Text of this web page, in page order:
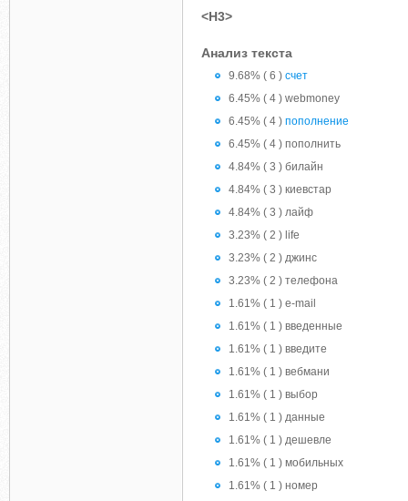
<H3>
Анализ текста
9.68% ( 6 ) счет
6.45% ( 4 ) webmoney
6.45% ( 4 ) пополнение
6.45% ( 4 ) пополнить
4.84% ( 3 ) билайн
4.84% ( 3 ) киевстар
4.84% ( 3 ) лайф
3.23% ( 2 ) life
3.23% ( 2 ) джинс
3.23% ( 2 ) телефона
1.61% ( 1 ) e-mail
1.61% ( 1 ) введенные
1.61% ( 1 ) введите
1.61% ( 1 ) вебмани
1.61% ( 1 ) выбор
1.61% ( 1 ) данные
1.61% ( 1 ) дешевле
1.61% ( 1 ) мобильных
1.61% ( 1 ) номер